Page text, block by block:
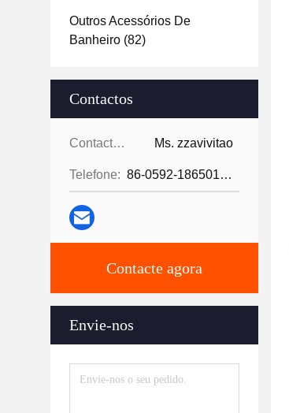
Outros Acessórios De
Banheiro (82)
Contactos
Contactos: Ms. zzavivitao
Telefone: 86-0592-18650185095
Contacte agora
Envie-nos